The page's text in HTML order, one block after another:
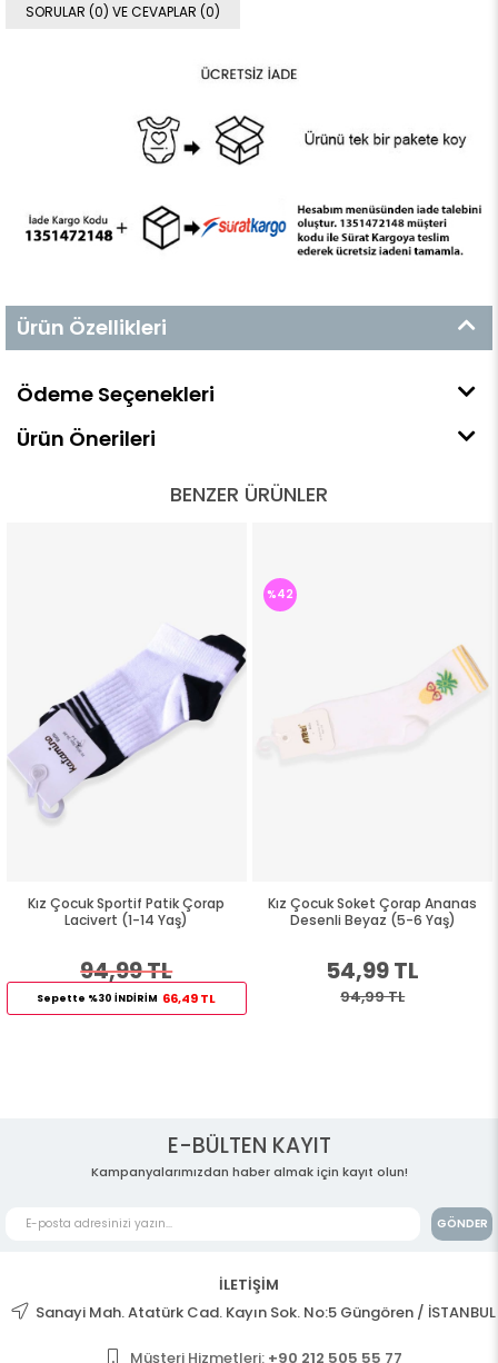
SORULAR (0) VE CEVAPLAR (0)
Ürün Özellikleri
Ödeme Seçenekleri
Ürün Önerileri
BENZER ÜRÜNLER
Patik Çorap
(1-14 Yaş)
66,49 TL
Kız Çocuk Soket Çorap Ananas
Desenli Beyaz (5-6 Yaş)
Kız Çocuk
E-BÜLTEN KAYIT
Kampanyalarımızdan haber almak için kayıt olun!
GÖNDER
İLETİŞİM
Sanayi Mah. Atatürk Cad. Kayın Sok. No:5 Güngören / İSTANBUL
Müşteri Hizmetleri: +90 212 505 55 77